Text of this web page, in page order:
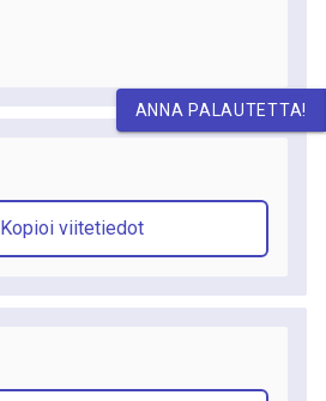
Kopioi viitetiedot
ANNA PALAUTETTA!